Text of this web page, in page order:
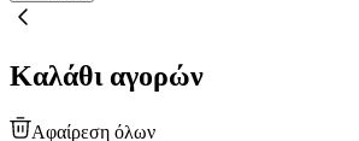
Καλάθι αγορών
Αφαίρεση όλων